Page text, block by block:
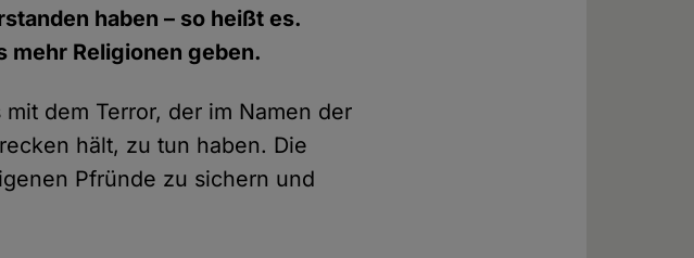
haben – so heißt es.
mehr Religionen geben.
dem Terror, der im Namen der
hält, zu tun haben. Die
Pfründe zu sichern und